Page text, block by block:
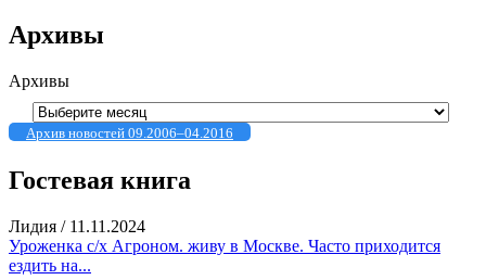
Архивы
Архивы
Архив новостей 09.2006–04.2016
Гостевая книга
Лидия / 11.11.2024
Уроженка с/х Агроном. живу в Москве. Часто приходится
ездить на...